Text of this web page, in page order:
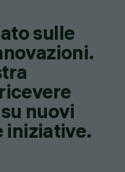
sulle
nuovi
iniziative.